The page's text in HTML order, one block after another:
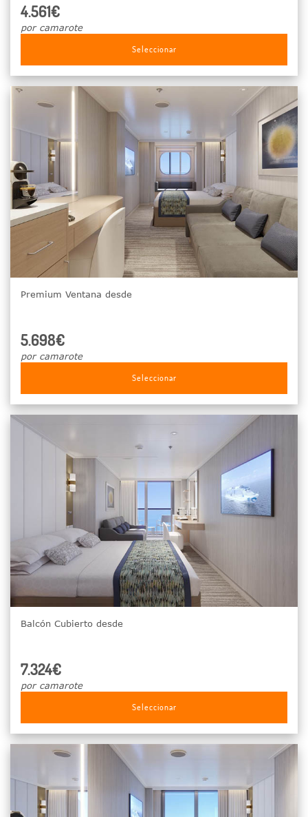
4.561€
por camarote
Seleccionar
Premium Ventana desde
5.698€
por camarote
Seleccionar
Balcón Cubierto desde
7.324€
por camarote
Seleccionar